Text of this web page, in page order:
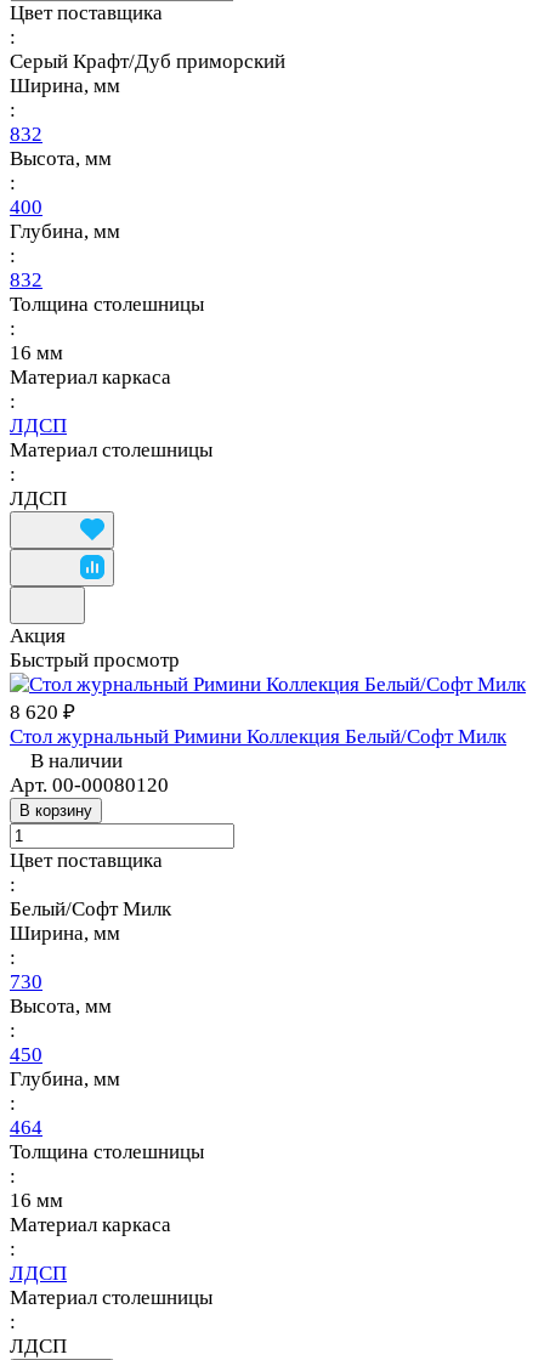
Цвет поставщика
:
Серый Крафт/Дуб приморский
Ширина, мм
:
832
Высота, мм
:
400
Глубина, мм
:
832
Толщина столешницы
:
16 мм
Материал каркаса
:
ЛДСП
Материал столешницы
:
ЛДСП
Акция
Быстрый просмотр
8 620 ₽
Стол журнальный Римини Коллекция Белый/Софт Милк
В наличии
Арт. 00-00080120
В корзину
Цвет поставщика
:
Белый/Софт Милк
Ширина, мм
:
730
Высота, мм
:
450
Глубина, мм
:
464
Толщина столешницы
:
16 мм
Материал каркаса
:
ЛДСП
Материал столешницы
:
ЛДСП